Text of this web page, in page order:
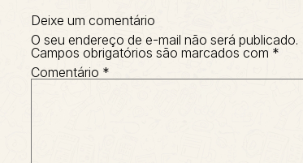
Deixe um comentário
O seu endereço de e-mail não será publicado.
Campos obrigatórios são marcados com *
Comentário *